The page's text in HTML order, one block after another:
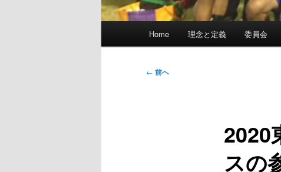
Home 理念と定義 委員会
投
← 前へ
2020
スの